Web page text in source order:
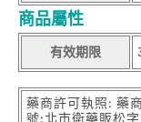
商品屬性
有效期限
藥商許可執照: 藥
號:北市衛藥販松